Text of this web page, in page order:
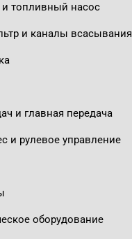
топливный насос
и каналы всасывания
и главная передача
и рулевое управление
оборудование